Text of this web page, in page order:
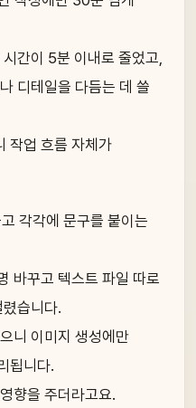
간이 5분 이내로 줄었고,
디테일을 다듬는 데 쓸
작업 흐름 자체가
각각에 문구를 붙이는
바꾸고 텍스트 파일 따로
습니다.
니 이미지 생성에만
됩니다.
향을 주더라고요.